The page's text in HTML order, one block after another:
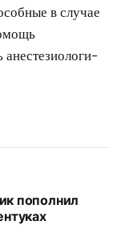
в случае
пополнил